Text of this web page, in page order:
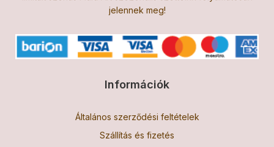
jelennek meg!
Információk
Általános szerződési feltételek
Szállítás és fizetés